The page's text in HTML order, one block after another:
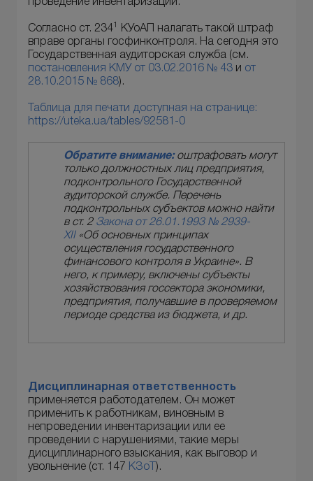
Согласно ст. 2341
КУоАП налагать такой штраф
вправе органы госфинконтроля. На сегодня это
Государственная аудиторская служба (см.
постановления КМУ от 03.02.2016 № 43 и от
28.10.2015 № 868).
Таблица для печати доступная на странице:
https://uteka.ua/tables/92581-0
Обратите внимание: оштрафовать могут
только должностных лиц предприятия,
подконтрольного Государственной
аудиторской службе. Перечень
подконтрольных субъектов можно найти
в ст. 2 Закона от 26.01.1993 № 2939-
XII«Об основных принципах
осуществления государственного
финансового контроля в Украине». В
него, к примеру, включены субъекты
хозяйствования госсектора экономики,
предприятия, получавшие в проверяемом
периоде средства из бюджета, и др.
Дисциплинарная ответственность
применяется работодателем. Он может
применить к работникам, виновным в
непроведении инвентаризации или ее
проведении с нарушениями, такие меры
дисциплинарного взыскания, как выговор и
увольнение (ст. 147
КЗоТ ).